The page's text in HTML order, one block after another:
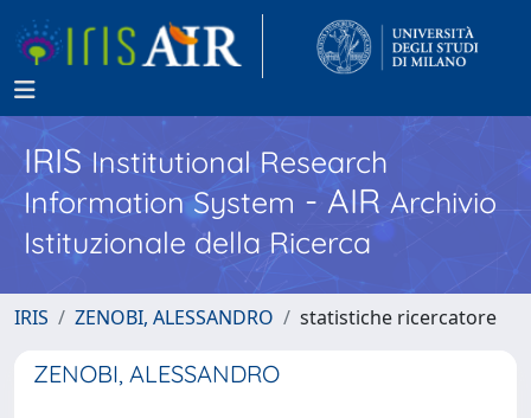
IRISInstitutional Research
Information System - AIR Archivio
Istituzionale della Ricerca
IRIS ZENOBI, ALESSANDRO statistiche ricercatore
ZENOBI, ALESSANDRO